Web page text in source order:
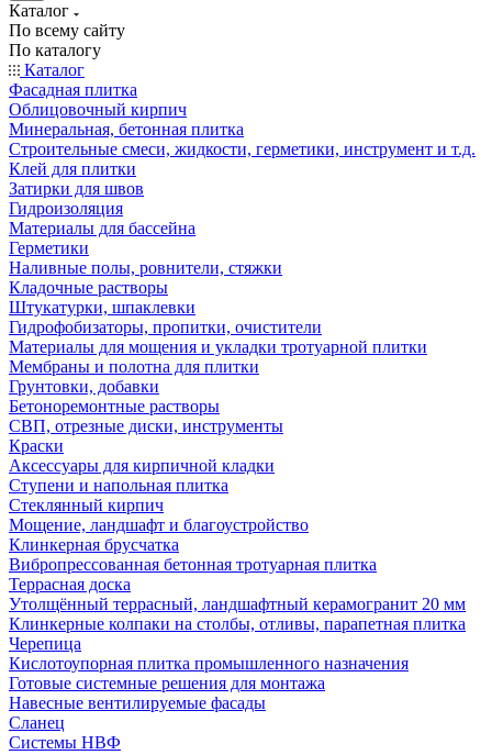
Каталог
По всему сайту
По каталогу
Каталог
Фасадная плитка
Облицовочный кирпич
Минеральная, бетонная плитка
Строительные смеси, жидкости, герметики, инструмент и т.д.
Клей для плитки
Затирки для швов
Гидроизоляция
Материалы для бассейна
Герметики
Наливные полы, ровнители, стяжки
Кладочные растворы
Штукатурки, шпаклевки
Гидрофобизаторы, пропитки, очистители
Материалы для мощения и укладки тротуарной плитки
Мембраны и полотна для плитки
Грунтовки, добавки
Бетоноремонтные растворы
СВП, отрезные диски, инструменты
Краски
Аксессуары для кирпичной кладки
Ступени и напольная плитка
Cтеклянный кирпич
Мощение, ландшафт и благоустройство
Клинкерная брусчатка
Вибропрессованная бетонная тротуарная плитка
Террасная доска
Утолщённый террасный, ландшафтный керамогранит 20 мм
Клинкерные колпаки на столбы, отливы, парапетная плитка
Черепица
Кислотоупорная плитка промышленного назначения
Готовые системные решения для монтажа
Навесные вентилируемые фасады
Сланец
Системы НВФ